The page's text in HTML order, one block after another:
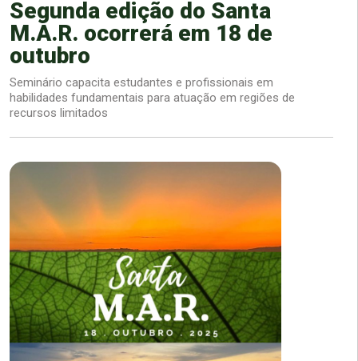
Segunda edição do Santa
M.A.R. ocorrerá em 18 de
outubro
Seminário capacita estudantes e profissionais em
habilidades fundamentais para atuação em regiões de
recursos limitados